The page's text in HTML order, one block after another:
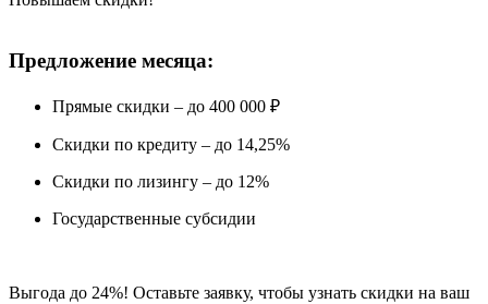
Предложение месяца:
Прямые скидки – до 400 000 ₽
Скидки по кредиту – до 14,25%
Скидки по лизингу – до 12%
Государственные субсидии
Выгода до 24%! Оставьте заявку, чтобы узнать скидки на ваш